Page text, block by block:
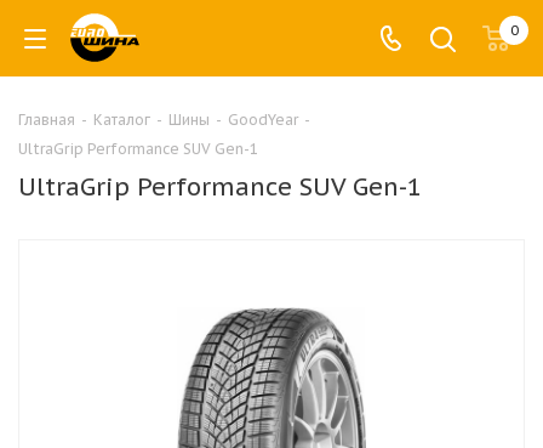
0
Главная - Каталог - Шины - GoodYear -
UltraGrip Performance SUV Gen-1
UltraGrip Performance SUV Gen-1